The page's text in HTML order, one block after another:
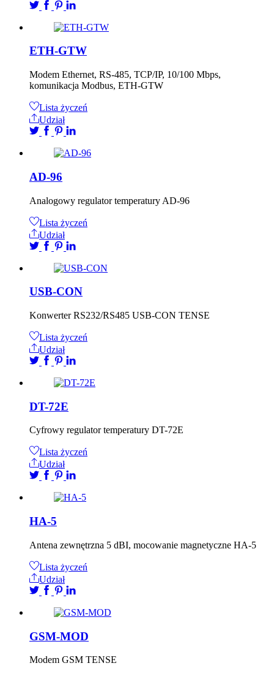
ETH-GTW
Modem Ethernet, RS-485, TCP/IP, 10/100 Mbps,
komunikacja Modbus, ETH-GTW
Lista życzeń
Udział
AD-96
Analogowy regulator temperatury AD-96
Lista życzeń
Udział
USB-CON
Konwerter RS232/RS485 USB-CON TENSE
Lista życzeń
Udział
DT-72E
Cyfrowy regulator temperatury DT-72E
Lista życzeń
Udział
HA-5
Antena zewnętrzna 5 dBI, mocowanie magnetyczne HA-5
Lista życzeń
Udział
GSM-MOD
Modem GSM TENSE